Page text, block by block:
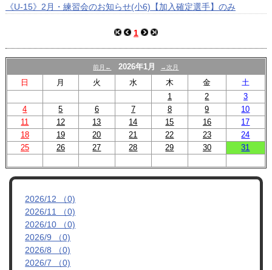
《U-15》2月・練習会のお知らせ(小6)【加入確定選手】のみ
1
前月← 2026年1月 →次月
日 月 火 水 木 金
土
1
2
3
4
5 6 7 8 9
10
11
12 13 14 15 16
17
18
19 20 21 22 23
24
25
26 27 28 29 30 31
2026/12 （0)
2026/11 （0)
2026/10 （0)
2026/9 （0)
2026/8 （0)
2026/7 （0)